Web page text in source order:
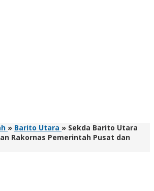
» Barito Utara » Sekda Barito Utara
Rakornas Pemerintah Pusat dan